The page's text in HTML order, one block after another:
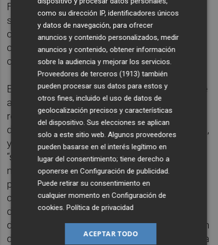
Facsa, la nueva marca que engloba las
soluciones inteligentes para la gestión del
ciclo integral del agua con la que la
compañía acompaña a los municipios en su
camino hacia la digitalización”.
En lo referente a la red de abastecimiento de
agua potable, Aparisi ha cifrado la longitud a
renovar en 3.600m de tuberías, con
diámetros comprendidos entre 75 y 350mm,
y 261 nuevas acometidas al objeto de
“sustituir de forma progresiva las tuberías
más antiguas de la red y evitar posibles
problemas en el suministro relacionados
con pérdidas de agua”. En esa línea, ha
destacado también otros trabajos en la red
de abastecimiento tales como “la renovación
del cruce de la tubería en alta que suministra
como su dirección IP, identificadores únicos
y datos de navegación, para ofrecer
anuncios y contenido personalizados, medir
anuncios y contenido, obtener información
sobre la audiencia y mejorar los servicios.
Proveedores de terceros (1913) también
pueden procesar sus datos para estos y
otros fines, incluido el uso de datos de
geolocalización precisos y características
del dispositivo. Sus elecciones se aplican
solo a este sitio web. Algunos proveedores
pueden basarse en el interés legítimo en
lugar del consentimiento; tiene derecho a
oponerse enConfiguración de publicidad
Puede retirar su consentimiento en
cualquier momento enConfiguración de
cookies .Política de privacidad
ACEPTAR TODO